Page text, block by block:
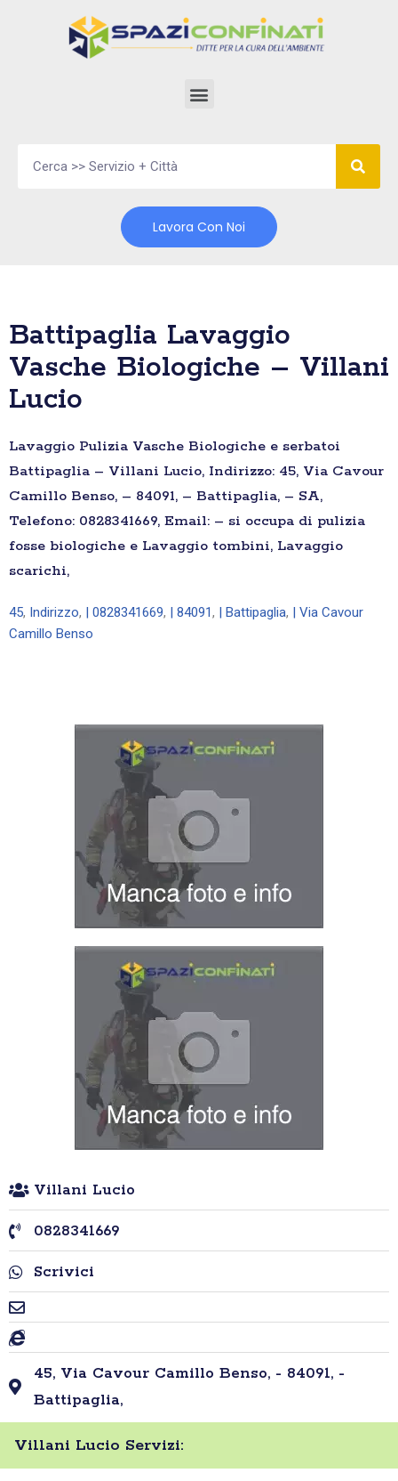
Lavora Con Noi
Battipaglia Lavaggio
Vasche Biologiche – Villani
Lucio
Lavaggio Pulizia Vasche Biologiche e serbatoi
Battipaglia – Villani Lucio, Indirizzo: 45, Via Cavour
Camillo Benso, – 84091, – Battipaglia, – SA,
Telefono: 0828341669, Email: – si occupa di pulizia
fosse biologiche e Lavaggio tombini, Lavaggio
scarichi,
45, Indirizzo, | 0828341669, | 84091, | Battipaglia,
| Via Cavour
Camillo Benso
Villani Lucio
0828341669
Scrivici
45, Via Cavour Camillo Benso, - 84091, -
Battipaglia,
Villani Lucio Servizi: